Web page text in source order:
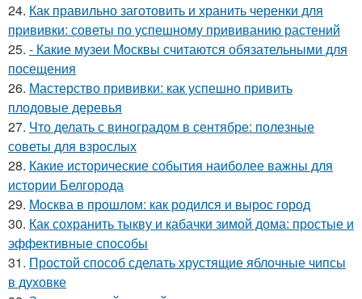
24. Как правильно заготовить и хранить черенки для
прививки: советы по успешному прививанию растений
25. - Какие музеи Москвы считаются обязательными для
посещения
26. Мастерство прививки: как успешно привить
плодовые деревья
27. Что делать с виноградом в сентябре: полезные
советы для взрослых
28. Какие исторические события наиболее важны для
истории Белгорода
29. Москва в прошлом: как родился и вырос город
30. Как сохранить тыкву и кабачки зимой дома: простые и
эффективные способы
31. Простой способ сделать хрустящие яблочные чипсы
в духовке